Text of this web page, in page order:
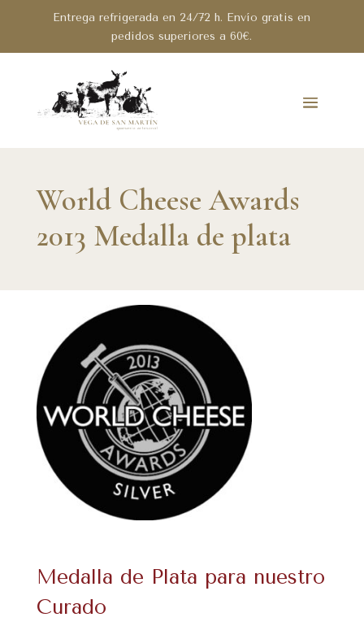
Entrega refrigerada en 24/72 h. Envío gratis en
pedidos superiores a 60€.
World Cheese Awards
2013 Medalla de plata
Medalla de Plata para nuestro
Curado